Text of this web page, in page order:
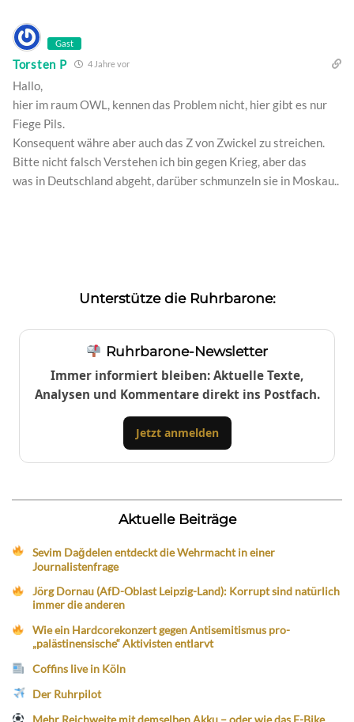
Gast
Torsten P 4 Jahre vor
Hallo,
hier im raum OWL, kennen das Problem nicht, hier gibt es nur
Fiege Pils.
Konsequent währe aber auch das Z von Zwickel zu streichen.
Bitte nicht falsch Verstehen ich bin gegen Krieg, aber das
was in Deutschland abgeht, darüber schmunzeln sie in Moskau..
Unterstütze die Ruhrbarone:
Ruhrbarone-Newsletter
Immer informiert bleiben: Aktuelle Texte,
Analysen und Kommentare direkt ins Postfach.
Jetzt anmelden
Aktuelle Beiträge
Sevim Dağdelen entdeckt die Wehrmacht in einer
Journalistenfrage
Jörg Dornau (AfD-Oblast Leipzig-Land): Korrupt sind natürlich
immer die anderen
Wie ein Hardcorekonzert gegen Antisemitismus pro-
„palästinensische“ Aktivisten entlarvt
Coffins live in Köln
Der Ruhrpilot
Mehr Reichweite mit demselben Akku – oder wie das E-Bike